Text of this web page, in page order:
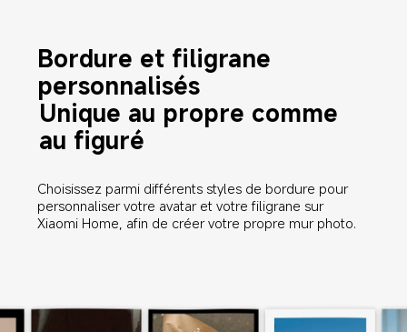
Bordure et filigrane
personnalisés
Unique au propre comme
au figuré
Choisissez parmi différents styles de bordure pour
personnaliser votre avatar et votre filigrane sur
Xiaomi Home, afin de créer votre propre mur photo.